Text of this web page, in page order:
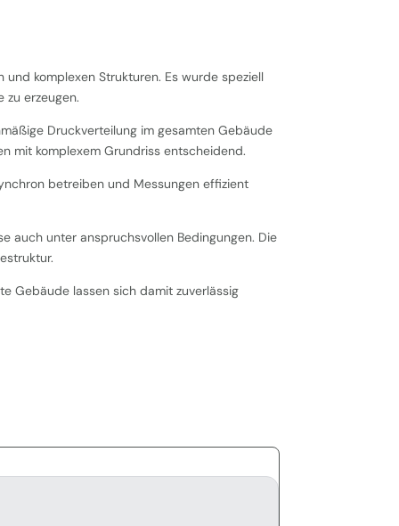
komplexen Strukturen. Es wurde speziell
erzeugen.
Druckverteilung im gesamten Gebäude
mit komplexem Grundriss entscheidend.
betreiben und Messungen effizient
auch unter anspruchsvollen Bedingungen. Die
Gebäude lassen sich damit zuverlässig